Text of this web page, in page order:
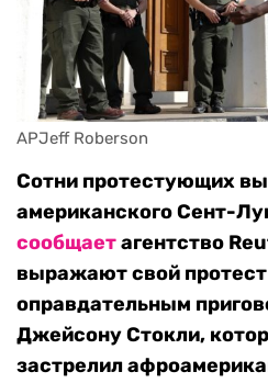
APJeff Roberson
Сотни протестующих
американского Сент-
сообщаетагентство
выражают свой протест
оправдательным
Джейсону Стокли,
застрелил